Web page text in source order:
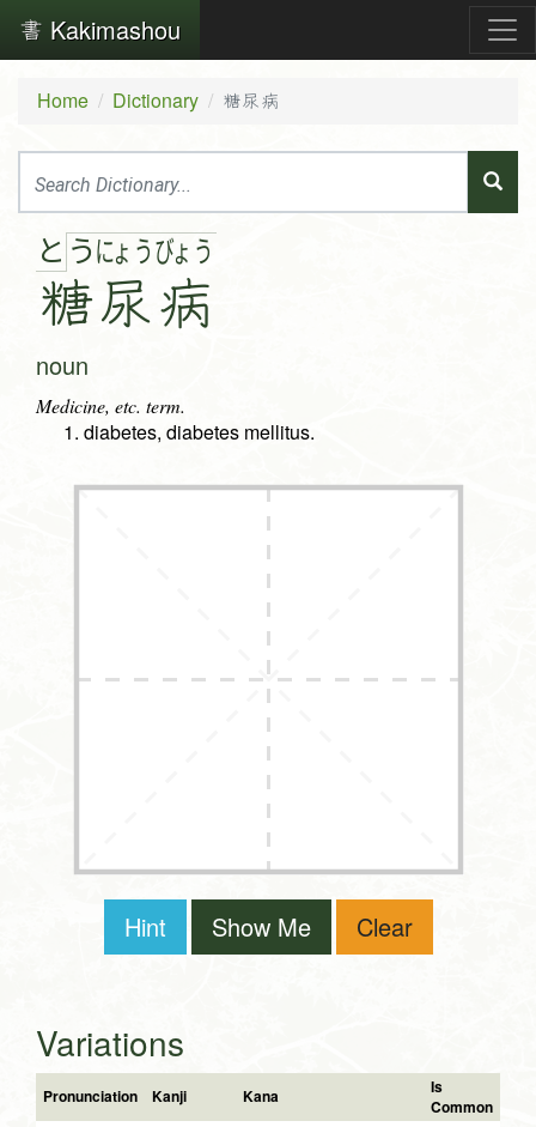
Kakimashou
Home Dictionary 糖尿病
と う
糖
にょ う
尿
びょ う
病
noun
Medicine, etc. term.
diabetes, diabetes mellitus.
Hint Show Me Clear
Variations
Pronunciation Kanji Kana
Is
Common